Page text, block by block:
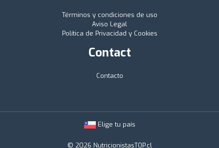
Términos y condiciones de uso
Aviso Legal
Política de Privacidad y Cookies
Contact
Contacto
Elige tu país
© 2026 NutricionistasTOP.cl